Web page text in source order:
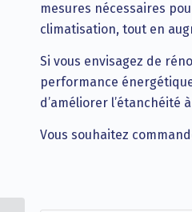
mesures nécessaires
climatisation, tout en
Si vous envisagez de
performance
d’améliorer l’étanchéité
Vous souhaitez